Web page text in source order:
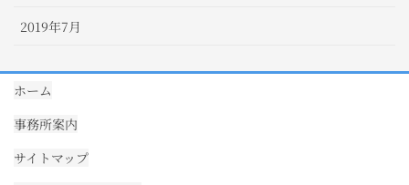
2019年7月
ホーム
事務所案内
サイトマップ